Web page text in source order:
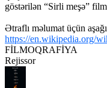
göstərilən “Sirli meşə”
Ətraflı məlumat üçün
https://en.wikipedia.org/
FİLMOQRAFİYA
Rejissor